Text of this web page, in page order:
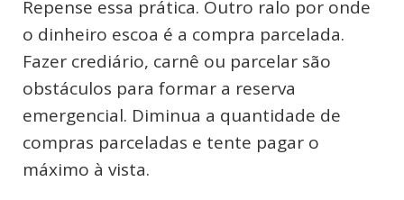
Repense essa prática. Outro ralo por onde
o dinheiro escoa é a compra parcelada.
Fazer crediário, carnê ou parcelar são
obstáculos para formar a reserva
emergencial. Diminua a quantidade de
compras parceladas e tente pagar o
máximo à vista.